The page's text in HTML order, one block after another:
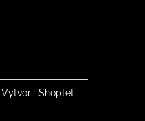
Vytvoril Shoptet